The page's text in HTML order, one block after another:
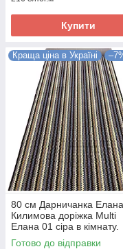
Купити
Краща ціна в Україні
80 см Дарничанка Елана
Килимова доріжка Multi
Елана 01 сіра в кімнату.
Якісна килимова доріжка
Готово до відправки